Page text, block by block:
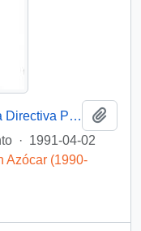
[ Carta informando la recepeción la Directiva Provincial Cachapoal del Partido Unión Demócrata Independiente UDI, habiendo presentado las respectivas condolencias por la muerte del Senador Jaime Guzmán]
· 1991-04-02
Azócar (1990-